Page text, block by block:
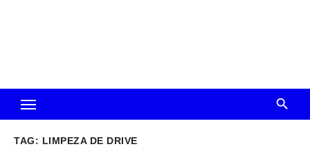
TAG: LIMPEZA DE DRIVE